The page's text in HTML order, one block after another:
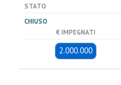
STATO
CHIUSO
€ IMPEGNATI
2.000.000